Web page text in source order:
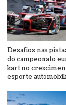
Desafios nas
do campeonato
kart no
esporte